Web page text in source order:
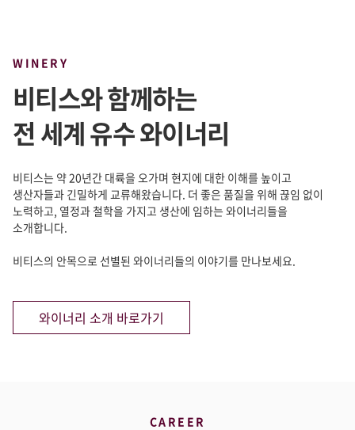
WINERY
비티스와 함께하는
전 세계 유수 와이너리
비티스는 약 20년간 대륙을 오가며 현지에 대한 이해를 높이고
생산자들과 긴밀하게 교류해왔습니다. 더 좋은 품질을 위해 끊임 없이
노력하고, 열정과 철학을 가지고 생산에 임하는 와이너리들을
소개합니다.
비티스의 안목으로 선별된 와이너리들의 이야기를 만나보세요.
와이너리 소개 바로가기
CAREER